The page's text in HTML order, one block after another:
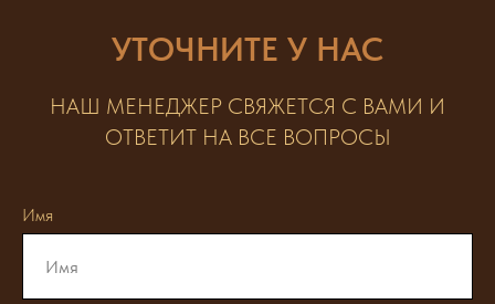
УТОЧНИТЕ У НАС
НАШ МЕНЕДЖЕР СВЯЖЕТСЯ С ВАМИ И
ОТВЕТИТ НА ВСЕ ВОПРОСЫ
Имя